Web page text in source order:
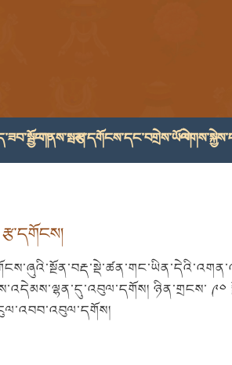
གནས་སྤར།རྩ་དགོངས་དང་བགྲེས་ཡོལ།
རྩ་དགོངས།
ཉིན་གྲངས་